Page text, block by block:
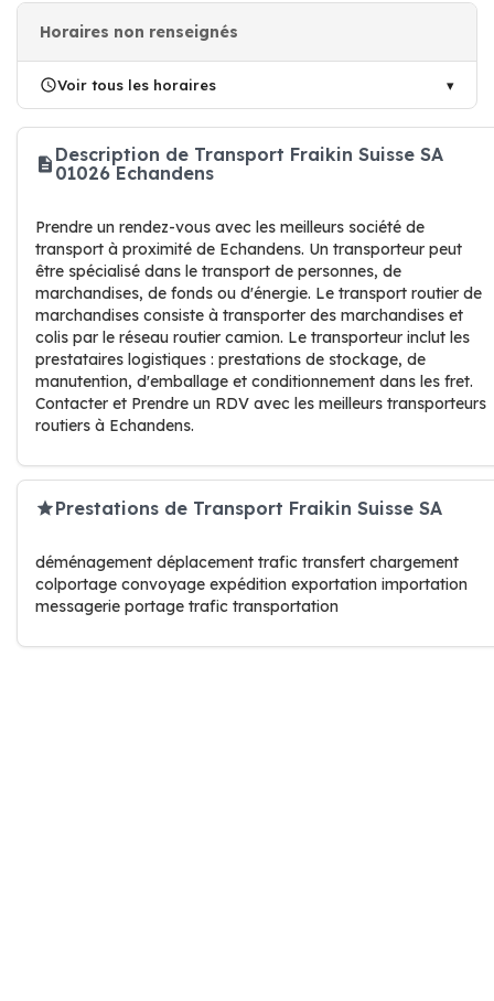
Horaires non renseignés
Voir tous les horaires
Description de Transport Fraikin Suisse SA
01026 Echandens
Prendre un rendez-vous avec les meilleurs société de
transport à proximité de Echandens. Un transporteur peut
être spécialisé dans le transport de personnes, de
marchandises, de fonds ou d'énergie. Le transport routier de
marchandises consiste à transporter des marchandises et
colis par le réseau routier camion. Le transporteur inclut les
prestataires logistiques : prestations de stockage, de
manutention, d'emballage et conditionnement dans les fret.
Contacter et Prendre un RDV avec les meilleurs transporteurs
routiers à Echandens.
Prestations de Transport Fraikin Suisse SA
déménagement déplacement trafic transfert chargement
colportage convoyage expédition exportation importation
messagerie portage trafic transportation